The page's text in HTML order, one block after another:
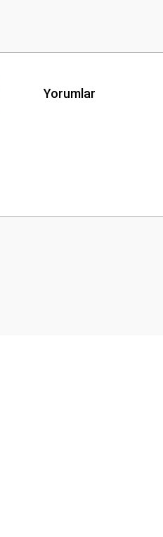
Yorumlar